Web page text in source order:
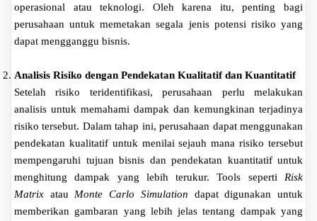
operasional atau teknologi. Oleh karena itu, penting bagi
perusahaan untuk memetakan segala jenis potensi risiko yang
dapat mengganggu bisnis.
Analisis Risiko dengan Pendekatan Kualitatif dan Kuantitatif
Setelah risiko teridentifikasi, perusahaan perlu melakukan
analisis untuk memahami dampak dan kemungkinan terjadinya
risiko tersebut. Dalam tahap ini, perusahaan dapat menggunakan
pendekatan kualitatif untuk menilai sejauh mana risiko tersebut
mempengaruhi tujuan bisnis dan pendekatan kuantitatif untuk
menghitung dampak yang lebih terukur. Tools seperti Risk
Matrix atau Monte Carlo Simulation dapat digunakan untuk
memberikan gambaran yang lebih jelas tentang dampak yang